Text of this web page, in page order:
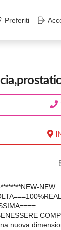
Preferiti
NEW
nuova